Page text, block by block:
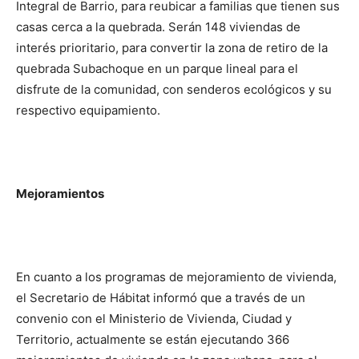
Integral de Barrio, para reubicar a familias que tienen sus
casas cerca a la quebrada. Serán 148 viviendas de
interés prioritario, para convertir la zona de retiro de la
quebrada Subachoque en un parque lineal para el
disfrute de la comunidad, con senderos ecológicos y su
respectivo equipamiento.
Mejoramientos
En cuanto a los programas de mejoramiento de vivienda,
el Secretario de Hábitat informó que a través de un
convenio con el Ministerio de Vivienda, Ciudad y
Territorio, actualmente se están ejecutando 366